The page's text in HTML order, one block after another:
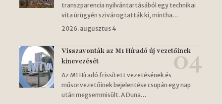
transzparencia nyilvántartásából egy technikai
vita ürügyén szivárogtatták ki, mintha…
2026. augusztus 4
Visszavonták az M1 Híradó új vezetőinek
kinevezését
Az M1 Híradó frissített vezetésének és
műsorvezetőinek bejelentése csupán egy nap
után megsemmisült. A Duna…